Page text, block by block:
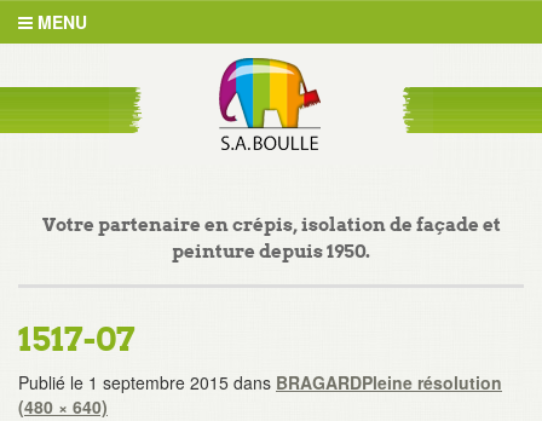
MENU
Votre partenaire en crépis, isolation de façade et
peinture depuis 1950.
1517-07
Publié le 1 septembre 2015 dans BRAGARDPleine résolution
(480 × 640)